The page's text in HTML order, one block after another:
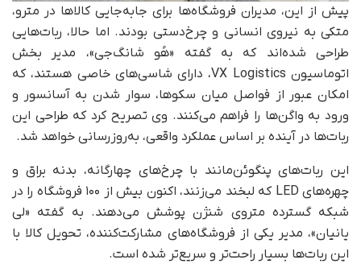
پیش از این، مدیران فروشگاه‌ها برای جابه‌جایی کالاها در مترو،
متکی به نیروی انسانی و چرخ‌دستی بودند. اما حالا، ربات‌هایی
طراحی شده‌اند که به گفته «هُو شانگ‌جی»، مدیر بخش
اتوماسیون VX Logistics، دارای شاسی‌های خاصی هستند، که
امکان عبور از فواصل میان سکوها، سوار شدن به آسانسور و
ورود به واگن‌ها را فراهم می‌کنند. وی تصریح کرد که طراحی این
ربات‌ها در آینده بر اساس عملکرد واقعی، به‌روزرسانی خواهد شد.
این ربات‌های پنگوئن‌مانند با چرخ‌های چهارگانه، بدنه براق و
چهره‌های LED که لبخند می‌زنند، اکنون بیش از ۱۰۰ فروشگاه را در
شبکه گسترده متروی شنژن پوشش می‌دهند. به گفته «لی
یانیان»، مدیر یکی از فروشگاه‌های مشارکت‌کننده، تحویل کالا با
این ربات‌ها بسیار راحت‌تر و سریع‌تر شده است.